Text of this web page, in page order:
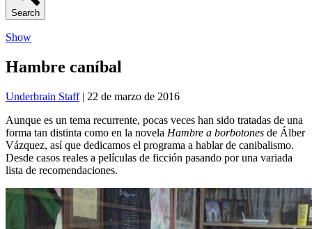
Search
Show
Hambre caníbal
Underbrain Staff| 22 de marzo de 2016
Aunque es un tema recurrente, pocas veces han sido tratadas de una
forma tan distinta como en la novela Hambre a borbotones de Álber
Vázquez, así que dedicamos el programa a hablar de canibalismo.
Desde casos reales a películas de ficción pasando por una variada
lista de recomendaciones.